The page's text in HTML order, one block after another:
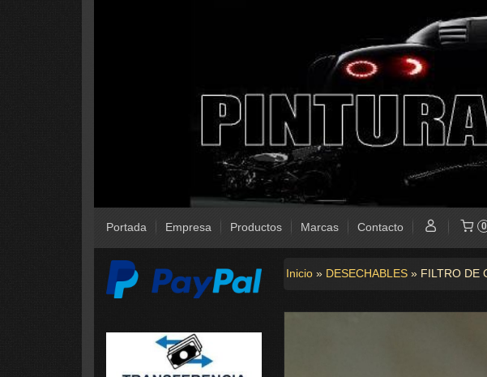
Portada Empresa Productos Marcas Contacto 0
Inicio» DESECHABLES» FILTRO DE